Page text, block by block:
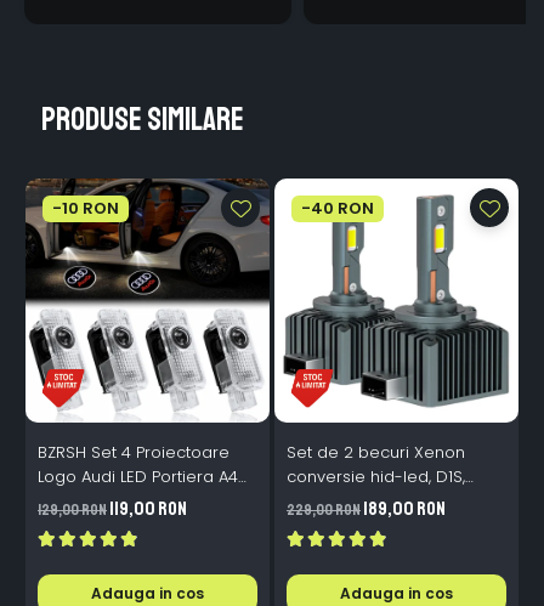
Produse similare
-10 RON
BZRSH Set 4 Proiectoare
Logo Audi LED Portiera A4
A5 A6 A7 A8 Q3 Q5 Q7 - 12V
5W Plug & Play
129,00 RON119,00 RON
Adauga in cos
-40 RON
Set de 2 becuri Xenon
conversie hid-led, D1S,
120W, 12.000lm, Canbus,
Miez Cupru, Radiator
Aluminiu, Premium, Alb
Rece
229,00 RON189,00 RON
Adauga in cos